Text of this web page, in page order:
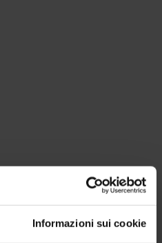
Informazioni sui cookie